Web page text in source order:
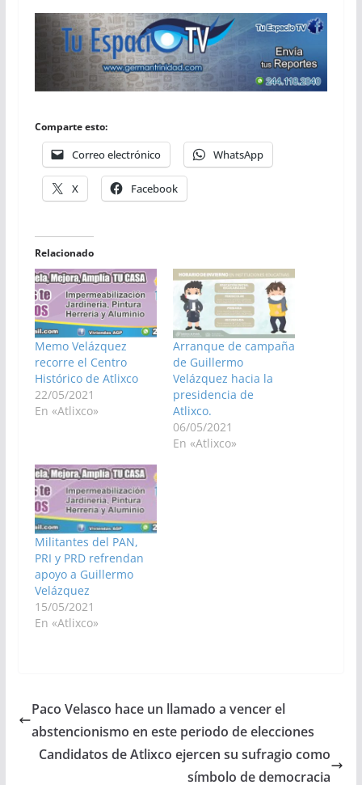
Comparte esto:
Correo electrónico WhatsApp
X Facebook
Relacionado
Memo Velázquez
recorre el Centro
Histórico de Atlixco
22/05/2021
En «Atlixco»
Arranque de campaña
de Guillermo
Velázquez hacia la
presidencia de
Atlixco.
06/05/2021
En «Atlixco»
Militantes del PAN,
PRI y PRD refrendan
apoyo a Guillermo
Velázquez
15/05/2021
En «Atlixco»
Paco Velasco hace un llamado a vencer el
abstencionismo en este periodo de elecciones
Candidatos de Atlixco ejercen su sufragio como
símbolo de democracia